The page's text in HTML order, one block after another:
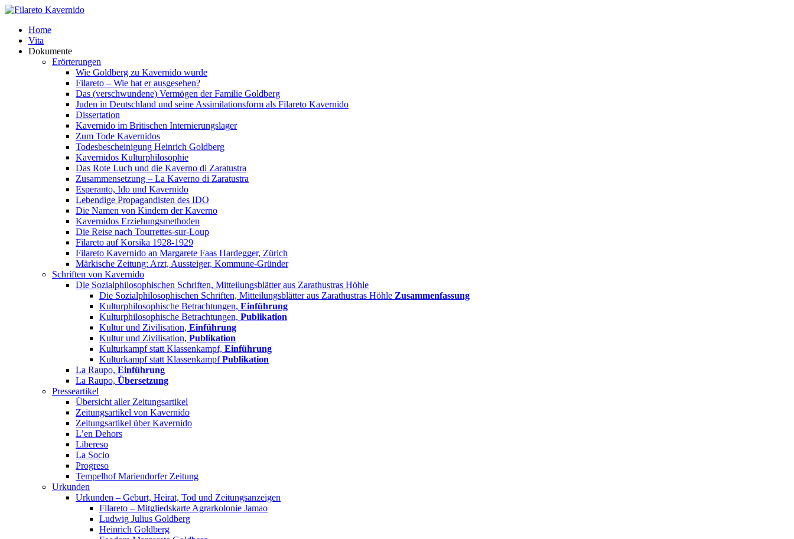
Home
Vita
Dokumente
Erörterungen
Wie Goldberg zu Kavernido wurde
Filareto – Wie hat er ausgesehen?
Das (verschwundene) Vermögen der Familie Goldberg
Juden in Deutschland und seine Assimilationsform als Filareto Kavernido
Dissertation
Kavernido im Britischen Internierungslager
Zum Tode Kavernidos
Todesbescheinigung Heinrich Goldberg
Kavernidos Kulturphilosophie
Das Rote Luch und die Kaverno di Zaratustra
Zusammensetzung – La Kaverno di Zaratustra
Esperanto, Ido und Kavernido
Lebendige Propagandisten des IDO
Die Namen von Kindern der Kaverno
Kavernidos Erziehungsmethoden
Die Reise nach Tourrettes-sur-Loup
Filareto auf Korsika 1928-1929
Filareto Kavernido an Margarete Faas Hardegger, Zürich
Märkische Zeitung: Arzt, Aussteiger, Kommune-Gründer
Schriften von Kavernido
Die Sozialphilosophischen Schriften, Mitteilungsblätter aus Zarathustras Höhle
Die Sozialphilosophischen Schriften, Mitteilungsblätter aus Zarathustras Höhle Zusammenfassung
Kulturphilosophische Betrachtungen, Einführung
Kulturphilosophische Betrachtungen, Publikation
Kultur und Zivilisation, Einführung
Kultur und Zivilisation, Publikation
Kulturkampf statt Klassenkampf, Einführung
Kulturkampf statt KlassenkampfPublikation
La Raupo, Einführung
La Raupo, Übersetzung
Presseartikel
Übersicht aller Zeitungsartikel
Zeitungsartikel von Kavernido
Zeitungsartikel über Kavernido
L’en Dehors
Libereso
La Socio
Progreso
Tempelhof Mariendorfer Zeitung
Urkunden
Urkunden – Geburt, Heirat, Tod und Zeitungsanzeigen
Filareto – Mitgliedskarte Agrarkolonie Jamao
Ludwig Julius Goldberg
Heinrich Goldberg